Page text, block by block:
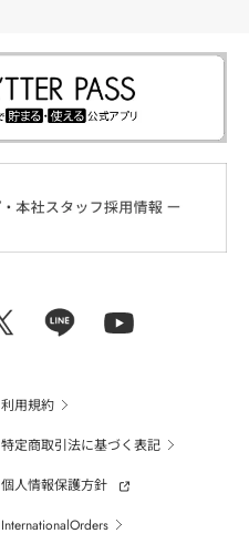
利用規約
特定商取引法に基づく表記
個人情報保護方針
InternationalOrders